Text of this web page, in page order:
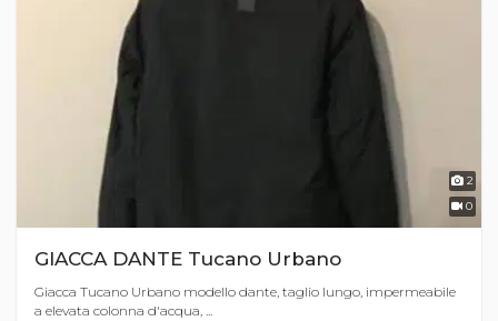
2
0
GIACCA DANTE Tucano Urbano
Giacca Tucano Urbano modello dante, taglio lungo, impermeabile
a elevata colonna d'acqua, ...